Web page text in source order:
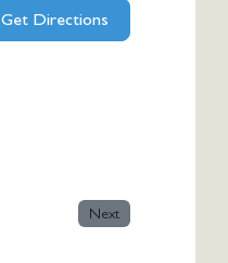
Get Directions
Next